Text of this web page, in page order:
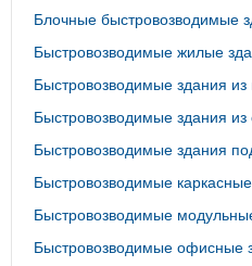
Блочные быстровозводимые
Быстровозводимые жилые
Быстровозводимые здания из
Быстровозводимые здания из
Быстровозводимые здания
Быстровозводимые
Быстровозводимые
Быстровозводимые офисные